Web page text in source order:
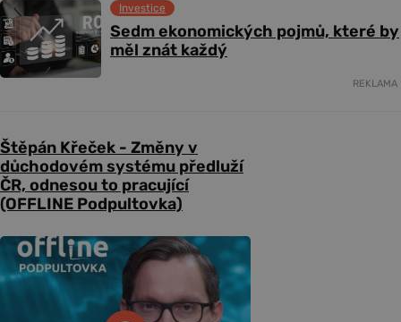
Sedm ekonomických pojmů, které by
měl znát každý
Investice
REKLAMA
Štěpán Křeček - Změny v
důchodovém systému předluží
ČR, odnesou to pracující
(OFFLINE Podpultovka)